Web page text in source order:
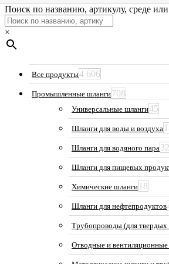
Поиск по названию, артикулу, среде
×
Все продукты4 606
Промышленные шланги708
Универсальные шланги45
Шланги для воды и воздуха
Шланги для водяного пара32
Шланги для пищевых
Химические шланги 18
Шланги для нефтепродуктов
Трубопроводы (для твердых
Отводные и